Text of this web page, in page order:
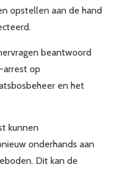
opstellen aan de hand
beantwoord
arrest op
en het
kunnen
onderhands aan
Dit kan de